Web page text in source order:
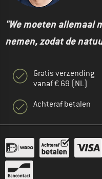
"We moeten allemaal
nemen, zodat de
Gratis verzending
vanaf € 69 (NL)
Achteraf betalen